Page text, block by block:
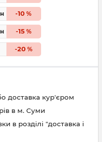
-10 %
-15%
-20%
доставка кур'єром
в м. Суми
в розділі "доставка і